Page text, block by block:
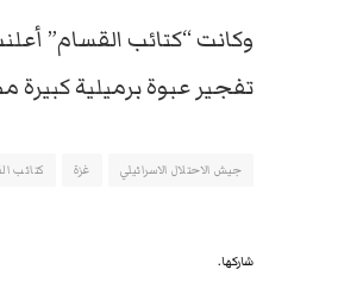
وكانت “كتائب القسام”
تفجير عبوة برميلية
جيش الاحتلال الاسرائيلي غزة كتائب
شاركها.